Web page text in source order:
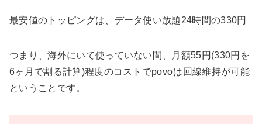
最安値のトッピングは、データ使い放題24時間の330円
つまり、海外にいて使っていない間、月額55円(330円を
6ヶ月で割る計算)程度のコストでpovoは回線維持が可能
ということです。